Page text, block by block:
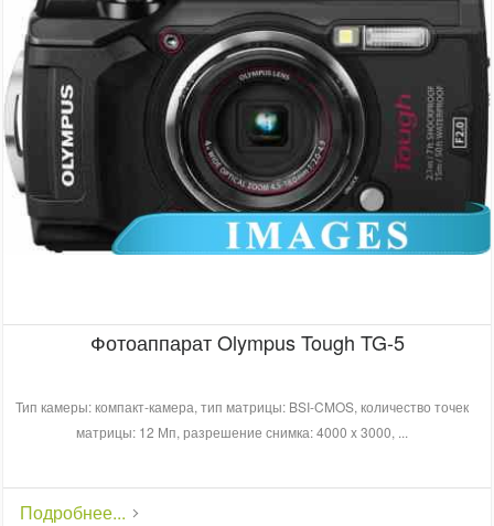
Фотоаппарат Olympus Tough TG-5
Тип камеры: компакт-камера, тип матрицы: BSI-CMOS, количество точек
матрицы: 12 Мп, разрешение снимка: 4000 x 3000, ...
Подробнее...